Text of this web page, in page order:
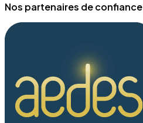
Nos partenaires de confiance